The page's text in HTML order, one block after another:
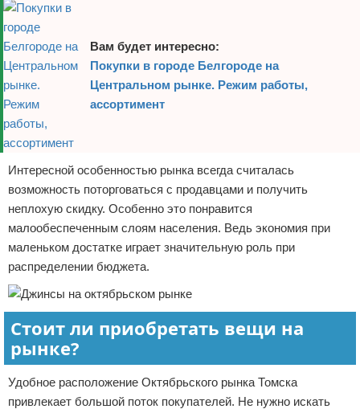
Вам будет интересно:
Покупки в городе Белгороде на
Центральном рынке. Режим работы,
ассортимент
Интересной особенностью рынка всегда считалась
возможность поторговаться с продавцами и получить
неплохую скидку. Особенно это понравится
малообеспеченным слоям населения. Ведь экономия при
маленьком достатке играет значительную роль при
распределении бюджета.
Стоит ли приобретать вещи на
рынке?
Удобное расположение Октябрьского рынка Томска
привлекает большой поток покупателей. Не нужно искать